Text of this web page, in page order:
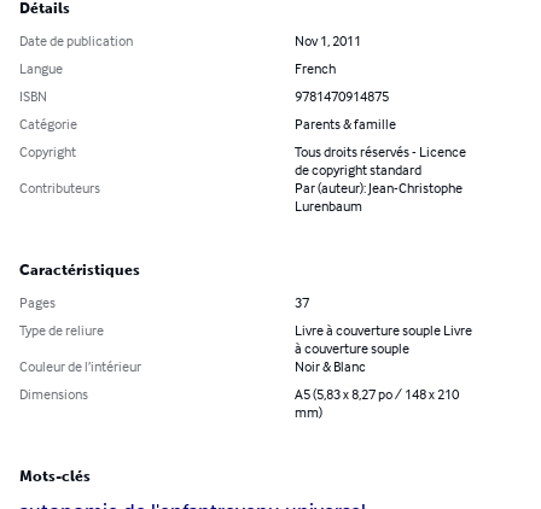
Détails
Date de publication
Nov 1, 2011
Langue
French
ISBN
9781470914875
Catégorie
Parents & famille
Copyright
Tous droits réservés - Licence
de copyright standard
Contributeurs
Par (auteur): Jean-Christophe
Lurenbaum
Caractéristiques
Pages
37
Type de reliure
Livre à couverture souple Livre
à couverture souple
Couleur de l’intérieur
Noir & Blanc
Dimensions
A5 (5,83 x 8,27 po / 148 x 210
mm)
Mots-clés